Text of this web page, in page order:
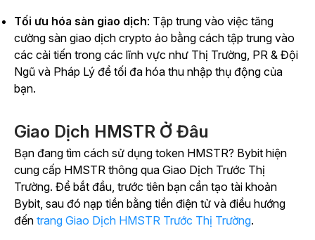
Tối ưu hóa sàn giao dịch: Tập trung vào việc tăng
cường sàn giao dịch crypto ảo bằng cách tập trung vào
các cải tiến trong các lĩnh vực như Thị Trường, PR & Đội
Ngũ và Pháp Lý để tối đa hóa thu nhập thụ động của
bạn.
Giao Dịch HMSTR Ở Đâu
Bạn đang tìm cách sử dụng token HMSTR? Bybit hiện
cung cấp HMSTR thông qua Giao Dịch Trước Thị
Trường. Để bắt đầu, trước tiên bạn cần tạo tài khoản
Bybit, sau đó nạp tiền bằng tiền điện tử và điều hướng
đến trang Giao Dịch HMSTR Trước Thị Trường.